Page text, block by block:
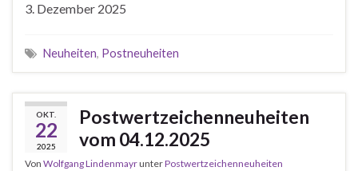
3. Dezember 2025
Neuheiten, Postneuheiten
OKT.
22
2025
Postwertzeichenneuheiten
vom 04.12.2025
Von Wolfgang LindenmayrunterPostwertzeichenneuheiten